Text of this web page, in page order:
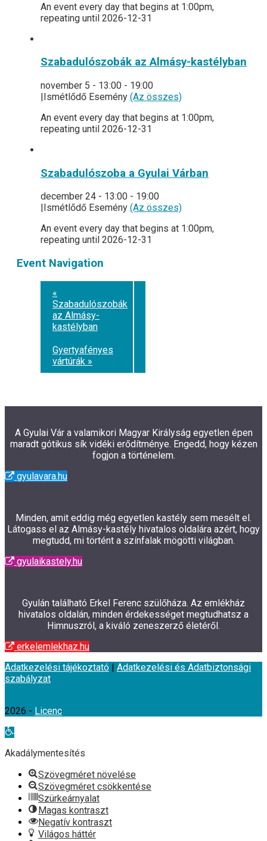
An event every day that begins at 1:00pm,
repeating until 2026-12-31
Szabadulószobák az Almásy-kastélyban
november 5 - 13:00 - 19:00
|Ismétlődő Esemény (Az összes)
An event every day that begins at 1:00pm,
repeating until 2026-12-31
Szabadulószoba a Gyulai Várban
december 24 - 13:00 - 19:00
Ismétlődő Esemény (Az összes)
An event every day that begins at 1:00pm,
repeating until 2026-12-31
Event Navigation
«
Szabadulószobák
az Almásy-
kastélyban
Gyertyafényes
vártúrák »
A Gyulai Vár a valamikori Magyar Királyság egyetlen épen
maradt gótikus sík vidéki erődítménye. Engedd, hogy kézen
fogjon a történelem.
gyulavara.hu
Minden, amit eddig még egyetlen kastély sem mesélt el.
Látogass el az Almásy-kastély hivatalos oldalára azért, hogy
megtudd, mi történt a színfalak mögötti világban.
gyulaikastely.hu
Gyulán található Erkel Ferenc szülőháza. Az emlékház
hivatalos oldalán, minden érdekességet megtudhatsz a
Himnuszról, a kiváló zeneszerző életéről.
erkelemlekhaz.hu
Adatkezelési tájékoztató | Adatkezelési és Adatbiztonsági
szabályzat
2026 - Licenc
Eszköztár
Akadálymentesítés
Szövegméret növelése
Szövegméret csökkentése
Szürkeárnyalat
Magas kontraszt
Negatív kontraszt
Világos háttér